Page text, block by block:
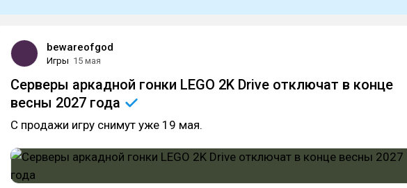
bewareofgod
Игры 15 мая
Серверы аркадной гонки LEGO 2K Drive отключат в конце
весны 2027 года
С продажи игру снимут уже 19 мая.